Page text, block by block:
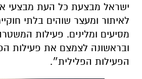
ישראל מבצעת כל העת מבצעי
לאיתור ומעצר שוהים בלתי
מסיעים ומלינים. פעילות
ובראשונה לצמצם את פעילות
הפעילות הפלילית״.